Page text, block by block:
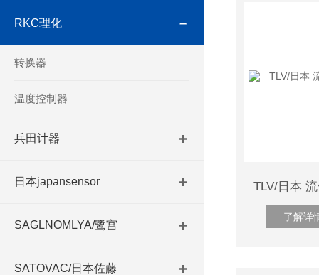
RKC理化
转换器
温度控制器
兵田计器
日本japansensor
SAGLNOMLYA/鹭宫
SATOVAC/日本佐藤
了解详